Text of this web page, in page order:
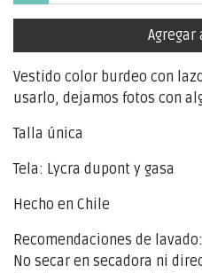
Agregar
Vestido color burdeo con
usarlo, dejamos fotos con
Talla única
Tela: Lycra dupont y gasa
Hecho en Chile
Recomendaciones de
No secar en secadora ni